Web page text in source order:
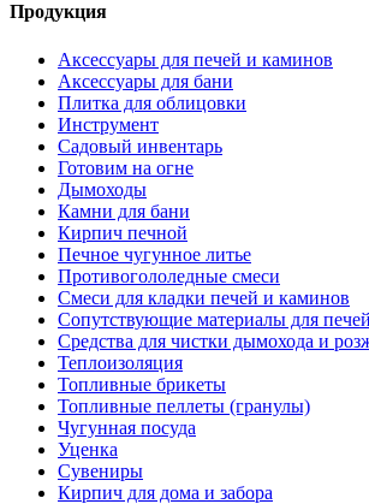
Продукция
Аксессуары для печей и каминов
Аксессуары для бани
Плитка для облицовки
Инструмент
Садовый инвентарь
Готовим на огне
Дымоходы
Камни для бани
Кирпич печной
Печное чугунное литье
Противогололедные смеси
Смеси для кладки печей и каминов
Сопутствующие материалы для печей
Средства для чистки дымохода и
Теплоизоляция
Топливные брикеты
Топливные пеллеты (гранулы)
Чугунная посуда
Уценка
Сувениры
Кирпич для дома и забора